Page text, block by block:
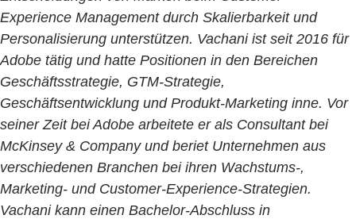
Experience Management durch Skalierbarkeit und
Personalisierung unterstützen. Vachani ist seit 2016 für
Adobe tätig und hatte Positionen in den Bereichen
Geschäftsstrategie, GTM-Strategie,
Geschäftsentwicklung und Produkt-Marketing inne. Vor
seiner Zeit bei Adobe arbeitete er als Consultant bei
McKinsey & Company und beriet Unternehmen aus
verschiedenen Branchen bei ihren Wachstums-,
Marketing- und Customer-Experience-Strategien.
Vachani kann einen Bachelor-Abschluss in